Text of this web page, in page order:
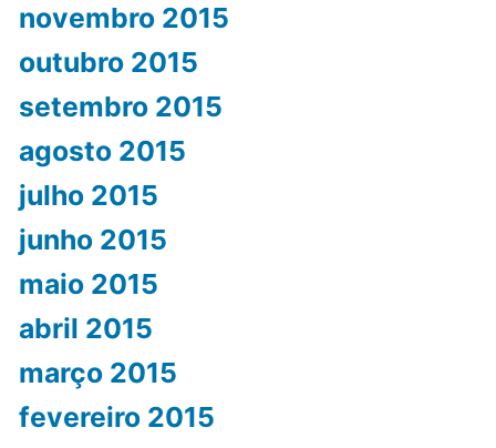
novembro 2015
outubro 2015
setembro 2015
agosto 2015
julho 2015
junho 2015
maio 2015
abril 2015
março 2015
fevereiro 2015